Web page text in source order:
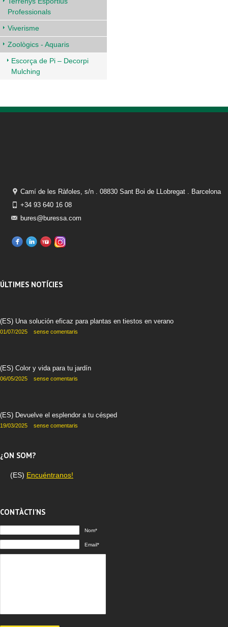
Professionals
Viverisme
Zoològics - Aquaris
Escorça de Pi – Decorpi
Mulching
Camí de les Ràfoles, s/n . 08830 Sant Boi de LLobregat . Barcelona
+34 93 640 16 08
bures@buressa.com
ÚLTIMES NOTÍCIES
(ES) Una solución eficaz para plantas en tiestos en verano
01/07/2025 sense comentaris
(ES) Color y vida para tu jardín
06/05/2025 sense comentaris
(ES) Devuelve el esplendor a tu césped
19/03/2025 sense comentaris
¿ON SOM?
(ES) Encuéntranos!
CONTÀCTI’NS
Nom*
Email*